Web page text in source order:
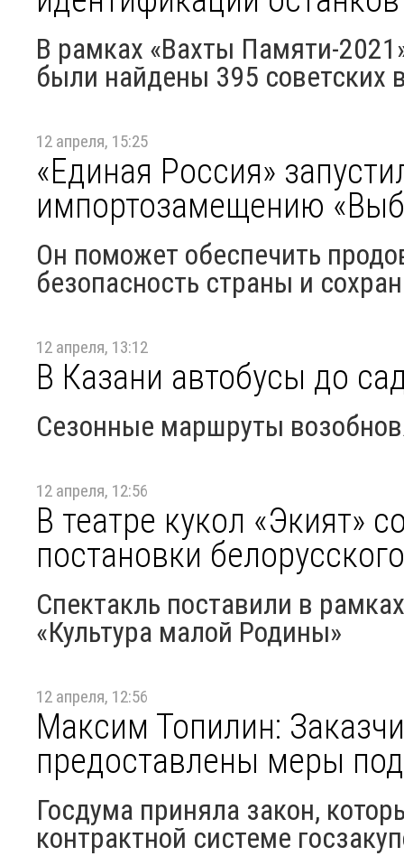
В рамках «Вахты Памяти-
были найдены 395 советских
12 апреля, 15:25
«Единая Россия»
импортозамещению
Он поможет обеспечить
безопасность страны и
12 апреля, 13:12
В Казани автобусы до
Сезонные маршруты
12 апреля, 12:56
В театре кукол «Экият»
постановки
Спектакль поставили в
«Культура малой Родины»
12 апреля, 12:56
Максим Топилин:
предоставлены меры
Госдума приняла закон,
контрактной системе